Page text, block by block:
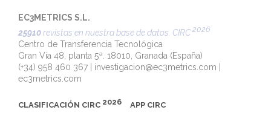
EC3METRICS S.L.
25910revistas en nuestra base de datos. CIRC 2026
Centro de Transferencia Tecnológica
Gran Vía 48, planta 5ª. 18010, Granada (España)
(+34) 958 460 367 | investigacion@ec3metrics.com
ec3metrics.com
CLASIFICACIÓN CIRC 2026 APP CIRC